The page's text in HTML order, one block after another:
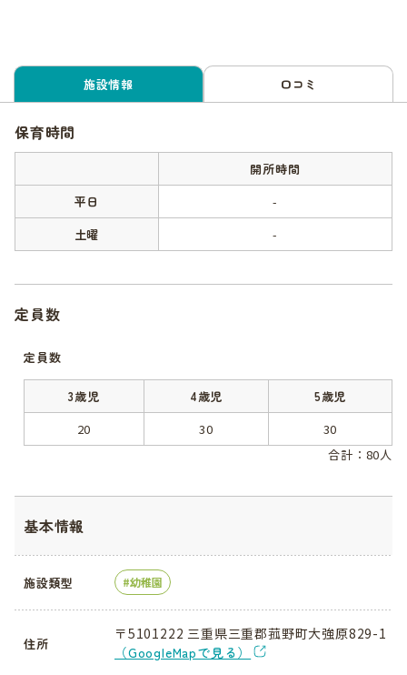
施設情報 口コミ
保育時間
開所時間
平日
-
土曜
-
定員数
定員数
3歳児 4歳児
5歳児
20
30
30
合計：80人
基本情報
施設類型 幼稚園
住所
〒5101222 三重県三重郡菰野町大強原829-1
（GoogleMapで見る）